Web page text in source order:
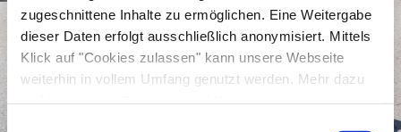
zugeschnittene Inhalte zu ermöglichen. Eine Weitergabe
dieser Daten erfolgt ausschließlich anonymisiert. Mittels
Klick auf "Cookies zulassen" kann unsere Webseite
weiterhin in vollem Umfang genutzt werden. Mehr dazu
steht in unserer Datenschutzerklärung.
DerEintrittist frei.